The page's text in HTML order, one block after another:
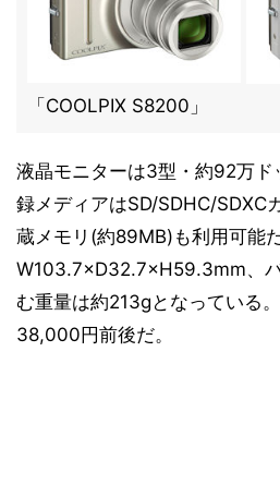
「COOLPIX S8200」
液晶モニターは3型・約92万ド
録メディアはSD/SDHC/SDXC
蔵メモリ(約89MB)も利用可能
W103.7×D32.7×H59.3mm、
む重量は約213gとなっている
38,000円前後だ。